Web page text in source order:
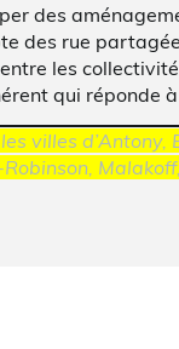
des
des rue
les
qui réponde
villes